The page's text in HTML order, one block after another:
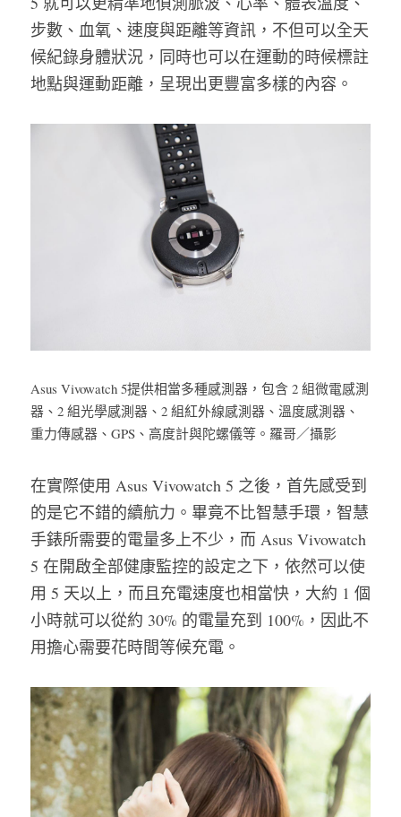
步數、血氧、速度與距離等資訊，不但可以全天
候紀錄身體狀況，同時也可以在運動的時候標註
地點與運動距離，呈現出更豐富多樣的內容。
Asus Vivowatch 5提供相當多種感測器，包含 2 組微電感測
器、2 組光學感測器、2 組紅外線感測器、溫度感測器、
重力傳感器、GPS、高度計與陀螺儀等。羅哥／攝影
在實際使用 Asus Vivowatch 5 之後，首先感受到
的是它不錯的續航力。畢竟不比智慧手環，智慧
手錶所需要的電量多上不少，而 Asus Vivowatch
5 在開啟全部健康監控的設定之下，依然可以使
用 5 天以上，而且充電速度也相當快，大約 1 個
小時就可以從約 30% 的電量充到 100%，因此不
用擔心需要花時間等候充電。